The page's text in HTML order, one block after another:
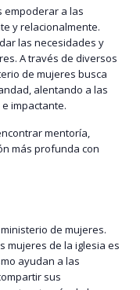
empoderar a las
y relacionalmente.
las necesidades y
A través de diversos
de mujeres busca
alentando a las
impactante.
mentoría,
más profunda con
de mujeres.
mujeres de la iglesia es
ayudan a las
sus